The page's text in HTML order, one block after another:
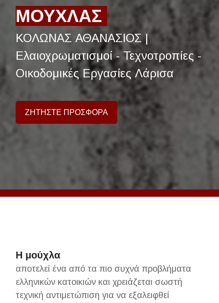
ΜΟΥΧΛΑΣ
ΚΟΛΩΝΑΣ ΑΘΑΝΑΣΙΟΣ |
Ελαιοχρωματισμοί - Τεχνοτροπίες -
Οικοδομικές Εργασίες Λάρισα
ΖΗΤΗΣΤΕ ΠΡΟΣΦΟΡΑ
Η μούχλα
αποτελεί ένα από τα πιο συχνά προβλήματα
ελληνικών κατοικιών και χρειάζεται σωστή
τεχνική αντιμετώπιση για να εξαλειφθεί